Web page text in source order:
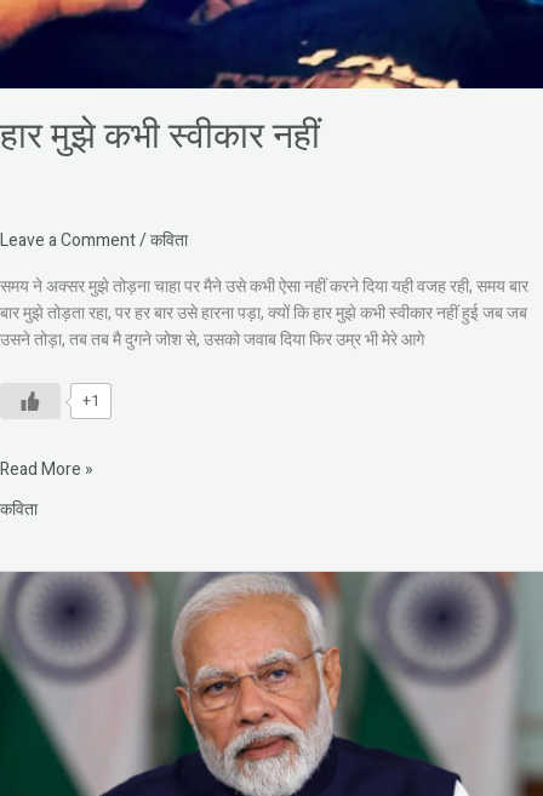
हार मुझे कभी स्वीकार नहीं
Leave a Comment/कविता
समय ने अक्सर मुझे तोड़ना चाहा पर मैने उसे कभी ऐसा नहीं करने दिया यही वजह रही, समय बार
बार मुझे तोड़ता रहा, पर हर बार उसे हारना पड़ा, क्यों कि हार मुझे कभी स्वीकार नहीं हुई जब जब
उसने तोड़ा, तब तब मै दुगने जोश से, उसको जवाब दिया फिर उम्र भी मेरे आगे
+1
Read More »
कविता
डा.नरेश
‘सागर’
की
ग़ज़ल